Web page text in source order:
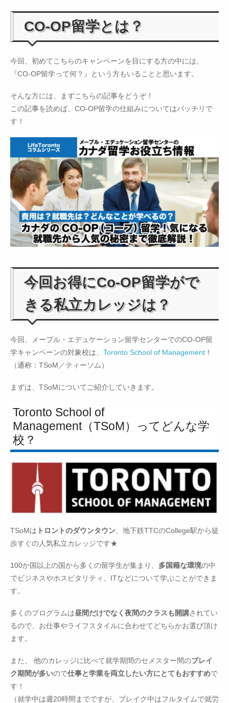
CO-OP留学とは？
今回、初めてこちらのキャンペーンを目にする方の中には、
『CO-OP留学って何？』という方もいることと思います。
そんな方には、まずこちらの記事をどうぞ！
この記事を読めば、CO-OP留学の仕組みについてはバッチリで
す！
今回お得にCo-OP留学がで
きる私立カレッジは？
今回、メープル・エデュケーション留学センターでのCO-OP留
学キャンペーンの対象校は、 Toronto School of Management ！
（通称：TSoM／ティーソム）
まずは、TSoMについてご紹介していきます。
Toronto School of
Management（TSoM）ってどんな学
校？
TSoMは トロントのダウンタウン、地下鉄TTCのCollege駅から徒
歩すぐの人気私立カレッジです★
100か国以上の国から多くの留学生が集まり、 多国籍な環境の中
でビジネスやホスピタリティ、ITなどについて学ぶことができま
す。
多くのプログラムは昼間だけでなく夜間のクラスも開講されてい
るので、お仕事やライフスタイルに合わせてどちらかお選び頂け
ます。
また、 他のカレッジに比べて就学期間のセメスター間のブレイ
ク期間が多いので仕事と学業を両立したい方にとてもおすすめで
す！
（就学中は週20時間までですが、ブレイク中はフルタイムで就労